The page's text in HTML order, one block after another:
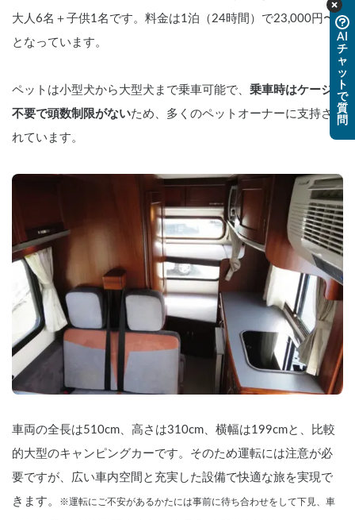
    オプションでトイレも使用可能なの
    ・トイレ訓練がしっかりできている子
に限ります。車内で排泄した場合には特
別清掃代金を頂戴することがあります。
とは控えてください。熱中症等になった
場合にも責任は負いかねます。
    ▼受渡し場所
    岡崎市宇頭駅から車で５分程度のキャ
ンピングカー駐車場です。キャンピング
カーと入れ替えで１台車を駐車できます
（駐車中の事故盗難等は自己責任でお願
いします）。
    ▼注意事項
    古いキャンピングカーですので、使い
方にコツがいる設備もございます。新し
いキャンピングカーを希望する方はご遠
慮ください。
    ▼保険について
    保険は自動で付帯されるカーシェアプ
ラットフォーマー保険が適用されます。
ホームページで内容をよく確認してくだ
さい。自損事故の場合、車両に保険は適
大人6名＋子供1名です。料金は1泊（24時間）で23,000円〜
となっています。
ペットは小型犬から大型犬まで乗車可能で、 乗車時はケージ
不要で頭数制限がないため、多くのペットオーナーに支持さ
れています。
車両の全長は510cm、高さは310cm、横幅は199cmと、比較
的大型のキャンピングカーです。そのため運転には注意が必
要ですが、広い車内空間と充実した設備で快適な旅を実現で
きます。
※運転にご不安があるかたには事前に待ち合わせをして下見、車
AI
チ
ャ
ッ
ト
で
質
問